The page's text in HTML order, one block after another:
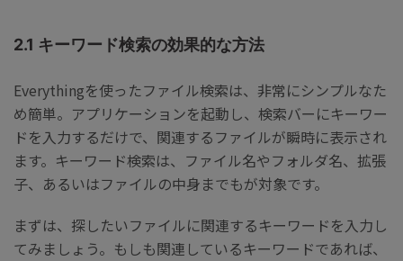
2.1 キーワード検索の効果的な方法
Everythingを使ったファイル検索は、非常にシンプルなた
め簡単。アプリケーションを起動し、検索バーにキーワー
ドを入力するだけで、関連するファイルが瞬時に表示され
ます。キーワード検索は、ファイル名やフォルダ名、拡張
子、あるいはファイルの中身までもが対象です。
まずは、探したいファイルに関連するキーワードを入力し
てみましょう。もしも関連しているキーワードであれば、